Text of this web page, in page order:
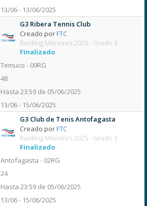
13/06 - 13/06/2025
G3 Ribera Tennis Club
Creado porFTC
Ranking Menores 2025 - Grado 3
Finalizado
Temuco - 09RG
48
Hasta 23:59 de 05/06/2025
13/06 - 15/06/2025
G3 Club de Tenis Antofagasta
Creado porFTC
Ranking Menores 2025 - Grado 3
Finalizado
Antofagasta - 02RG
24
Hasta 23:59 de 05/06/2025
13/06 - 15/06/2025